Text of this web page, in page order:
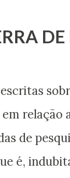
sobre
relação
de
é,